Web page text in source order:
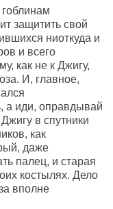
защитить свой
ниоткуда и
и всего
как не к Джигу,
И, главное,
а иди, оправдывай
в спутники
как
даже
палец, и старая
костылях. Дело
вполне